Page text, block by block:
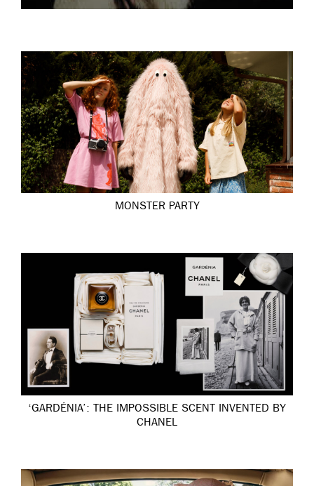
MONSTER PARTY
‘GARDÉNIA’: THE IMPOSSIBLE SCENT INVENTED BY
CHANEL